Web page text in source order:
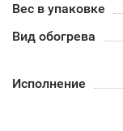
Вес в упаковке
Вид обогрева
Исполнение